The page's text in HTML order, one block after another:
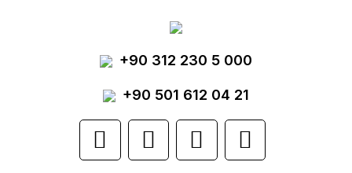
Yorum Yaz
Ürün resmi kalitesiz, bozuk veya
görüntülenemiyor.
Ürün açıklamasında eksik bilgiler bulunuyor.
Ürün bilgilerinde hatalar bulunuyor.
+90 312 230 5 000
+90 501 612 04 21